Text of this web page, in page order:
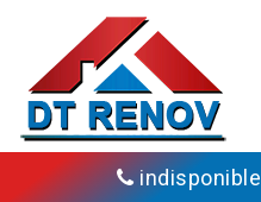
indisponible